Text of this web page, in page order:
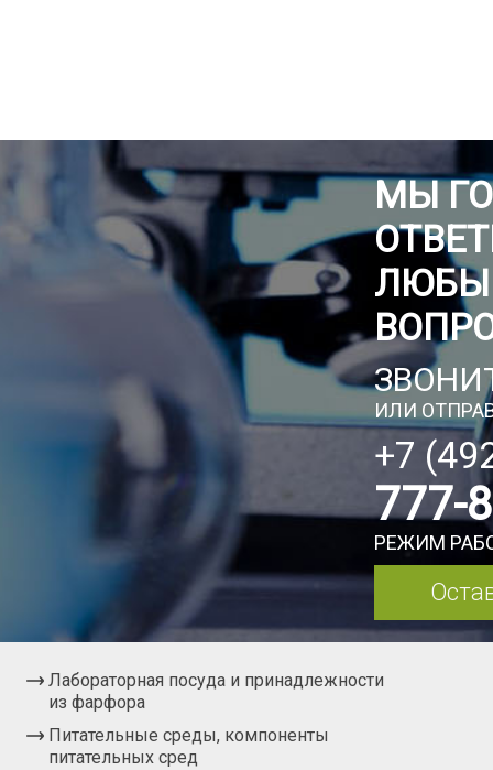
МЫ
ИЛИ
+7
777-
РЕЖИМ
Лабораторная посуда и принадлежности
из фарфора
Питательные среды, компоненты
питательных сред